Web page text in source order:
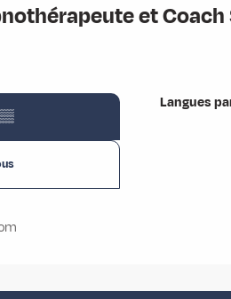
et
Langues
Langues